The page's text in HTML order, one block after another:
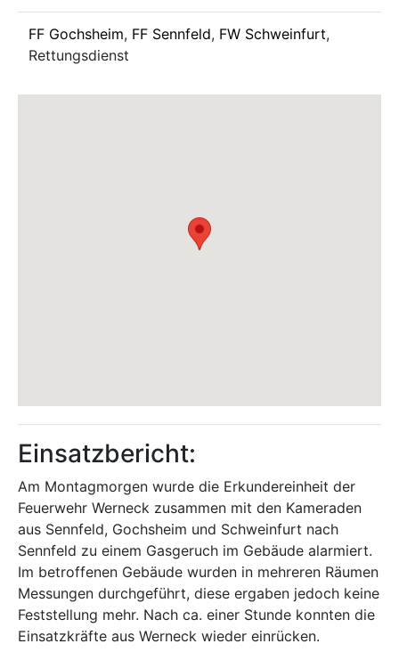
FF Gochsheim, FF Sennfeld, FW Schweinfurt,
Rettungsdienst
Einsatzbericht:
Am Montagmorgen wurde die Erkundereinheit der
Feuerwehr Werneck zusammen mit den Kameraden
aus Sennfeld, Gochsheim und Schweinfurt nach
Sennfeld zu einem Gasgeruch im Gebäude alarmiert.
Im betroffenen Gebäude wurden in mehreren Räumen
Messungen durchgeführt, diese ergaben jedoch keine
Feststellung mehr. Nach ca. einer Stunde konnten die
Einsatzkräfte aus Werneck wieder einrücken.